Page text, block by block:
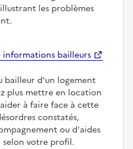
les problèmes
informations bailleurs
bailleur d'un logement
plus mettre en location
à faire face à cette
constatés,
ou d'aides
selon votre profil.